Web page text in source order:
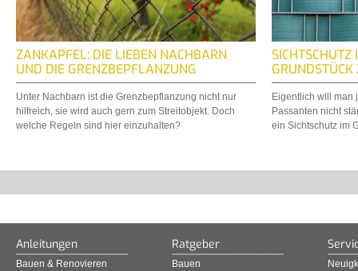
ZANKAPFEL: DIE LIEBEN NACHBARN
UND DIE GRENZBEPFLANZUNG
Unter Nachbarn ist die Grenzbepflanzung nicht nur
hilfreich, sie wird auch gern zum Streitobjekt. Doch
welche Regeln sind hier einzuhalten?
Eigentlich will man
Passanten nicht
ein Sichtschutz im
Anleitungen
Bauen & Renovieren
Ratgeber
Bauen